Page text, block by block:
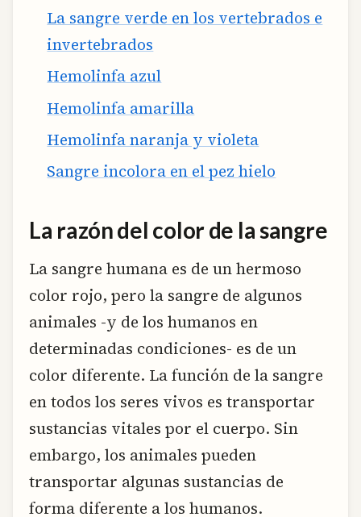
La sangre verde en los vertebrados e
invertebrados
Hemolinfa azul
Hemolinfa amarilla
Hemolinfa naranja y violeta
Sangre incolora en el pez hielo
La razón del color de la sangre
La sangre humana es de un hermoso
color rojo, pero la sangre de algunos
animales -y de los humanos en
determinadas condiciones- es de un
color diferente. La función de la sangre
en todos los seres vivos es transportar
sustancias vitales por el cuerpo. Sin
embargo, los animales pueden
transportar algunas sustancias de
forma diferente a los humanos.